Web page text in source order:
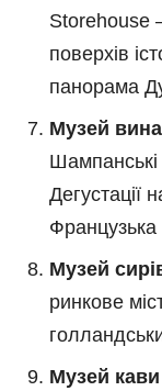
Storehouse
поверхів
панорама
Музей
Шампанські
Дегустації
Французька
Музей
ринкове
Музей